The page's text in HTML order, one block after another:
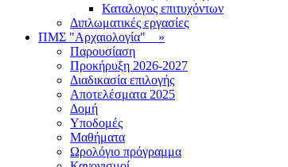
Καταλογος επιτυχόντων
Διπλωματικές εργασίες
ΠΜΣ "Αρχαιολογία" »
Παρουσίαση
Προκήρυξη 2026-2027
Διαδικασία επιλογής
Αποτελέσματα 2025
Δομή
Υποδομές
Μαθήματα
Ωρολόγιο πρόγραμμα